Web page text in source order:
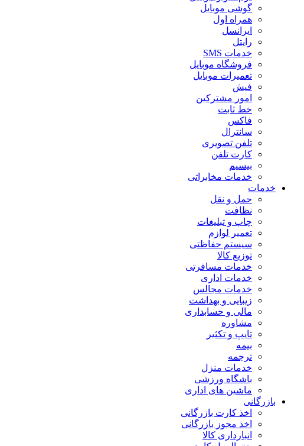
گوشی موبایل
همراه اول
ایرانسل
رایتل
خدمات SMS
فروشگاه موبایل
تعمیرات موبایل
فیش
امور مشترکین
خط ثابت
فاکس
سانترال
تلفن تصویری
کارت تلفن
بیسیم
خدمات مخابراتی
خدمات
حمل و نقل
نظافت
چاپ و تبلیغات
تعمیر لوازم
سیستم حفاظتی
توزیع کالا
خدمات مسافرتی
خدمات اداری
خدمات مجالس
زیبایی و بهداشت
مالی و حسابداری
مشاوره
تایپ و تکثیر
بیمه
ترجمه
خدمات منزل
باشگاه ورزشی
ماشین های اداری
بازرگانی
اخذ کارت بازرگانی
اخذ مجوز بازرگانی
انبارداری کالا